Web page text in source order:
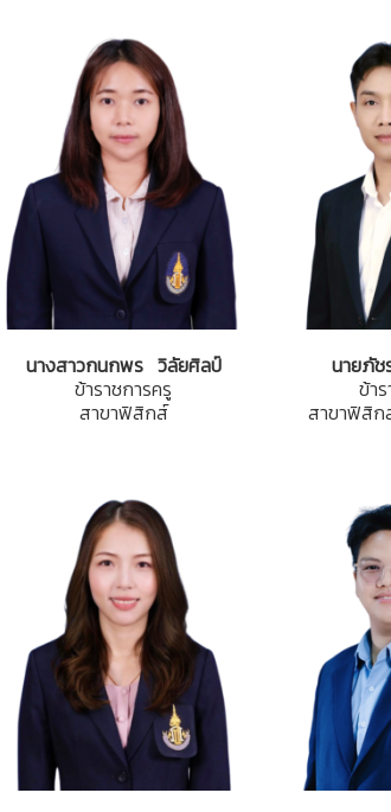
นางสาวกนกพร วิลัยศิลป์
ข้าราชการครู
สาขาฟิสิกส์
นายภัช
ข้า
สาขาฟิสิก